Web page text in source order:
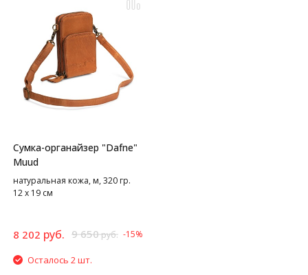
Сумка-органайзер "Dafne"
Muud
натуральная кожа, м, 320 гр.
12 х 19 см
8 202 руб. 9 650руб. -15%
Осталось 2 шт.